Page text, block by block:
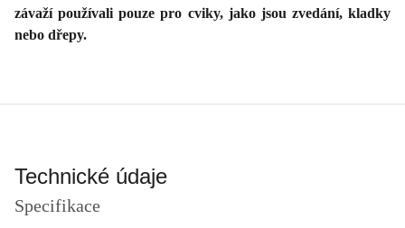
závaží používali pouze pro cviky, jako jsou zvedání, kladky
nebo dřepy.
Technické údaje
Specifikace